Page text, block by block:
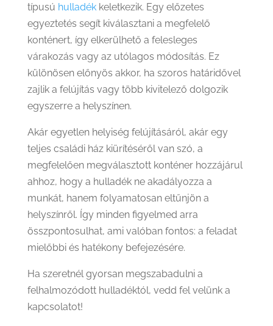
típusú hulladékkeletkezik. Egy előzetes
egyeztetés segít kiválasztani a megfelelő
konténert, így elkerülhető a felesleges
várakozás vagy az utólagos módosítás. Ez
különösen előnyös akkor, ha szoros határidővel
zajlik a felújítás vagy több kivitelező dolgozik
egyszerre a helyszínen.
Akár egyetlen helyiség felújításáról, akár egy
teljes családi ház kiürítéséről van szó, a
megfelelően megválasztott konténer hozzájárul
ahhoz, hogy a hulladék ne akadályozza a
munkát, hanem folyamatosan eltűnjön a
helyszínről. Így minden figyelmed arra
összpontosulhat, ami valóban fontos: a feladat
mielőbbi és hatékony befejezésére.
Ha szeretnél gyorsan megszabadulni a
felhalmozódott hulladéktól, vedd fel velünk a
kapcsolatot!